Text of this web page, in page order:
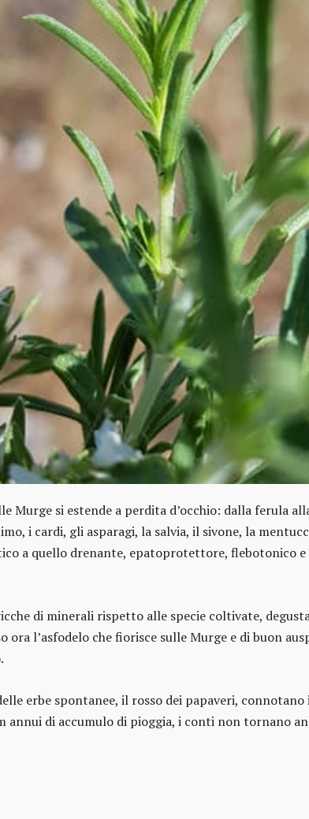
si estende a perdita d’occhio: dalla ferula
i cardi, gli asparagi, la salvia, il sivone, la
a quello drenante, epatoprotettore, flebotonico
di minerali rispetto alle specie coltivate,
l’asfodelo che fiorisce sulle Murge e di buon
erbe spontanee, il rosso dei papaveri, connotano
di accumulo di pioggia, i conti non tornano